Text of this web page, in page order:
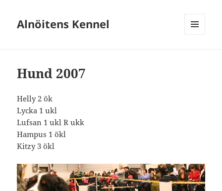
Alnöitens Kennel
Hund 2007
Helly 2 ök
Lycka 1 ukl
Lufsan 1 ukl R ukk
Hampus 1 ökl
Kitzy 3 ökl